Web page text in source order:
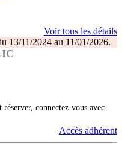
Voir tous les détails
13/11/2024 au 11/01/2026.
connectez-vous avec
Accès adhérent